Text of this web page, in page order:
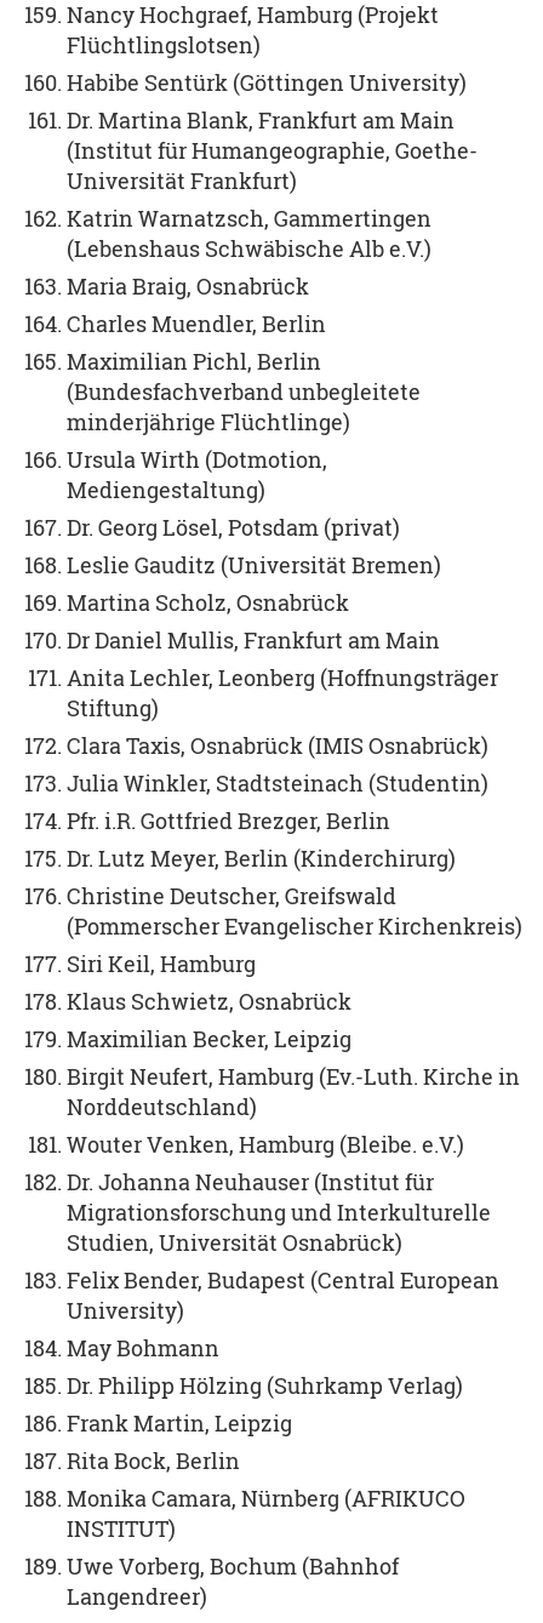
Nancy Hochgraef, Hamburg (Projekt
Flüchtlingslotsen)
Habibe Sentürk (Göttingen University)
Dr. Martina Blank, Frankfurt am Main
(Institut für Humangeographie, Goethe-
Universität Frankfurt)
Katrin Warnatzsch, Gammertingen
(Lebenshaus Schwäbische Alb e.V.)
Maria Braig, Osnabrück
Charles Muendler, Berlin
Maximilian Pichl, Berlin
(Bundesfachverband unbegleitete
minderjährige Flüchtlinge)
Ursula Wirth (Dotmotion,
Mediengestaltung)
Dr. Georg Lösel, Potsdam (privat)
Leslie Gauditz (Universität Bremen)
Martina Scholz, Osnabrück
Dr Daniel Mullis, Frankfurt am Main
Anita Lechler, Leonberg (Hoffnungsträger
Stiftung)
Clara Taxis, Osnabrück (IMIS Osnabrück)
Julia Winkler, Stadtsteinach (Studentin)
Pfr. i.R. Gottfried Brezger, Berlin
Dr. Lutz Meyer, Berlin (Kinderchirurg)
Christine Deutscher, Greifswald
(Pommerscher Evangelischer Kirchenkreis)
Siri Keil, Hamburg
Klaus Schwietz, Osnabrück
Maximilian Becker, Leipzig
Birgit Neufert, Hamburg (Ev.-Luth. Kirche in
Norddeutschland)
Wouter Venken, Hamburg (Bleibe. e.V.)
Dr. Johanna Neuhauser (Institut für
Migrationsforschung und Interkulturelle
Studien, Universität Osnabrück)
Felix Bender, Budapest (Central European
University)
May Bohmann
Dr. Philipp Hölzing (Suhrkamp Verlag)
Frank Martin, Leipzig
Rita Bock, Berlin
Monika Camara, Nürnberg (AFRIKUCO
INSTITUT)
Uwe Vorberg, Bochum (Bahnhof
Langendreer)